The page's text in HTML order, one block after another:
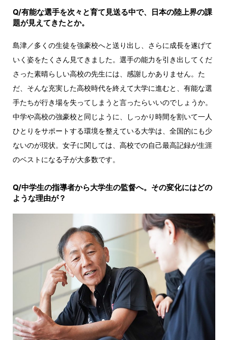
Q/有能な選手を次々と育て見送る中で、日本の陸上界の課
題が見えてきたとか。
島津／多くの生徒を強豪校へと送り出し、さらに成長を遂げて
いく姿をたくさん見てきました。選手の能力を引き出してくだ
さった素晴らしい高校の先生には、感謝しかありません。た
だ、そんな充実した高校時代を終えて大学に進むと、有能な選
手たちが行き場を失ってしまうと言ったらいいのでしょうか。
中学や高校の強豪校と同じように、しっかり時間を割いて一人
ひとりをサポートする環境を整えている大学は、全国的にも少
ないのが現状。女子に関しては、高校での自己最高記録が生涯
のベストになる子が大多数です。
Q/中学生の指導者から大学生の監督へ。その変化にはどの
ような理由が？